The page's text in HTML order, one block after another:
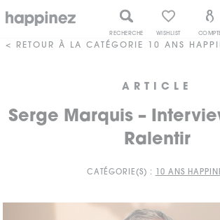
RECHERCHE WISHLIST
< RETOUR À LA CATÉGORIE 10 ANS
ARTICLE
Serge Marquis –
Ralentir
CATÉGORIE(S) : 10 ANS